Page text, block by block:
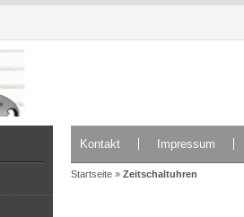
Kontakt Impressum
Startseite » Zeitschaltuhren